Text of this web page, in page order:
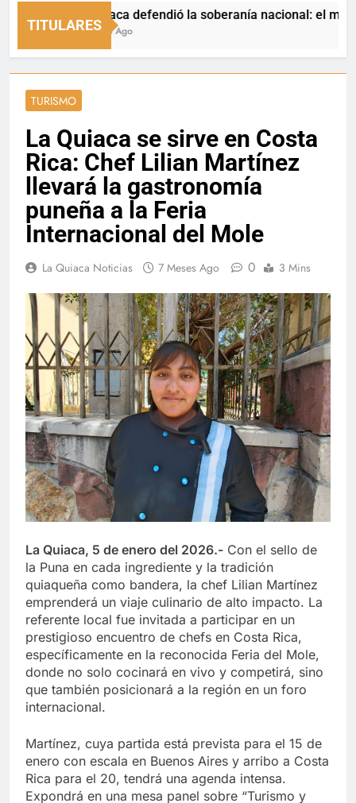
TITULARES
La Quiaca defendió la soberanía nacional: el
24 Horas Ago
TURISMO
La Quiaca se sirve en Costa
Rica: Chef Lilian Martínez
llevará la gastronomía
puneña a la Feria
Internacional del Mole
La Quiaca Noticias 7 Meses Ago 0 3 Mins
La Quiaca, 5 de enero del 2026.- Con el sello de
la Puna en cada ingrediente y la tradición
quiaqueña como bandera, la chef Lilian Martínez
emprenderá un viaje culinario de alto impacto. La
referente local fue invitada a participar en un
prestigioso encuentro de chefs en Costa Rica,
específicamente en la reconocida Feria del Mole,
donde no solo cocinará en vivo y competirá, sino
que también posicionará a la región en un foro
internacional.
Martínez, cuya partida está prevista para el 15 de
enero con escala en Buenos Aires y arribo a Costa
Rica para el 20, tendrá una agenda intensa.
Expondrá en una mesa panel sobre “Turismo y